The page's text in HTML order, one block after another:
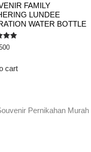
FAMILY
LUNDEE
WATER BOTTLE
cart
Pernikahan Murah